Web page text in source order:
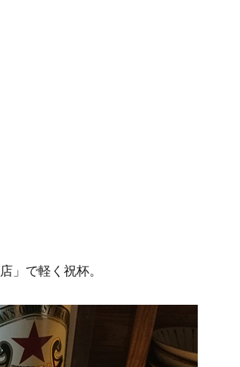
」で軽く祝杯。